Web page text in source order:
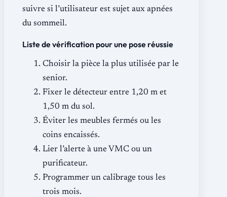
suivre si l’utilisateur est sujet aux apnées
du sommeil.
Liste de vérification pour une pose réussie
Choisir la pièce la plus utilisée par le
senior.
Fixer le détecteur entre 1,20 m et
1,50 m du sol.
Éviter les meubles fermés ou les
coins encaissés.
Lier l’alerte à une VMC ou un
purificateur.
Programmer un calibrage tous les
trois mois.